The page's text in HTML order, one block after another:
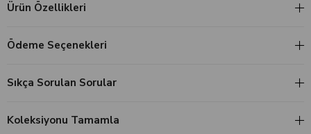
Ürün Özellikleri
Ödeme Seçenekleri
Sıkça Sorulan Sorular
Koleksiyonu Tamamla